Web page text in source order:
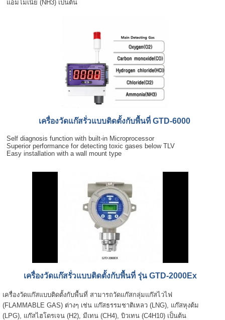
แอมโมเนีย (NH3) เป็นต้น
เครื่องวัดแก๊สรั่วแบบติดตั้งกับพื้นที่ GTD-6000
Self diagnosis function with built-in Microprocessor
Superior performance for detecting toxic gases below TLV
Easy installation with a wall mount type
เครื่องวัดแก๊สรั่วแบบติดตั้งกับพื้นที่ รุ่น GTD-2000Ex
เครื่องวัดแก๊สแบบติดตั้งกับพื้นที่ สามารถวัดแก๊สกลุ่มแก๊สไวไฟ
(FLAMMABLE GAS) ต่างๆ เช่น แก๊สธรรมชาติเหลว (LNG), แก๊สหุงต้ม
(LPG), แก๊สไฮโดรเจน (H2), มีเทน (CH4), บิวเทน (C4H10) เป็นต้น